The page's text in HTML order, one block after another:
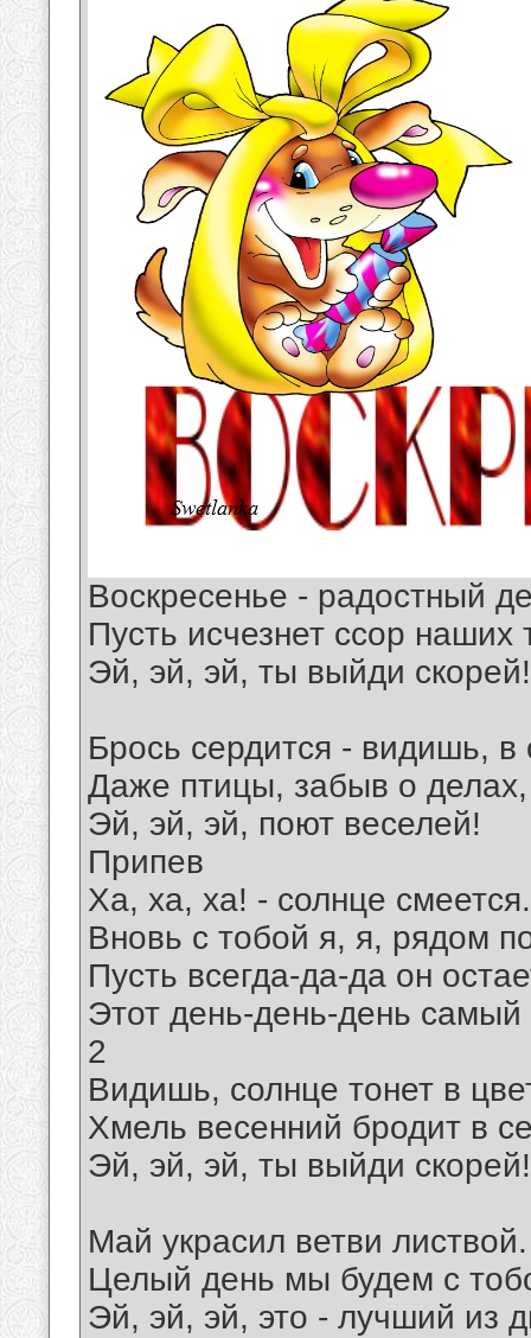
Воскресенье - радостный
Пусть исчезнет ссор наших
Эй, эй, эй, ты выйди скорей!
Брось сердится - видишь, в
Даже птицы, забыв о делах,
Эй, эй, эй, поют веселей!
Припев
Ха, ха, ха! - солнце смеется.
Вновь с тобой я, я, рядом
Пусть всегда-да-да он
Этот день-день-день самый
2
Видишь, солнце тонет в
Хмель весенний бродит в
Эй, эй, эй, ты выйди скорей!
Май украсил ветви листвой.
Целый день мы будем с
Эй, эй, эй, это - лучший из